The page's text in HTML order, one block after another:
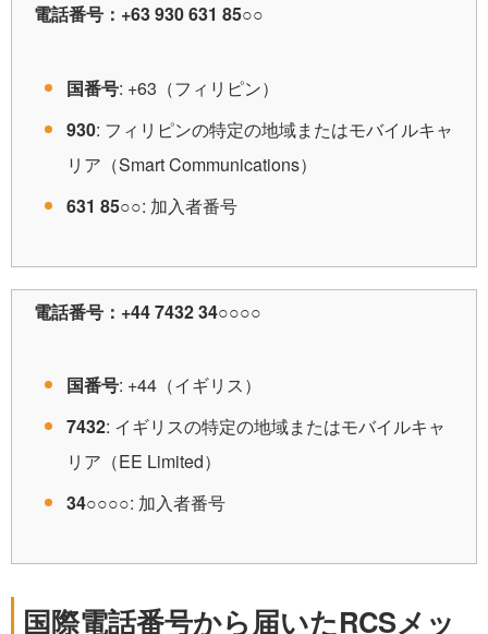
電話番号： +63 930 631 85○○
国番号: +63（フィリピン）
930: フィリピンの特定の地域またはモバイルキャ
リア（Smart Communications）
631 85○○: 加入者番号
電話番号： +44 7432 34○○○○
国番号: +44（イギリス）
7432: イギリスの特定の地域またはモバイルキャ
リア（EE Limited）
34○○○○: 加入者番号
国際電話番号から届いたRCSメッ